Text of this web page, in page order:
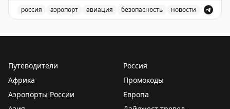
россия аэропорт авиация безопасность новости
Путеводители
Россия
Африка
Промокоды
Аэропорты России
Европа